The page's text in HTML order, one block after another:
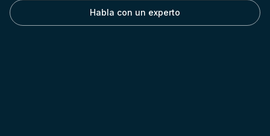
Habla con un experto